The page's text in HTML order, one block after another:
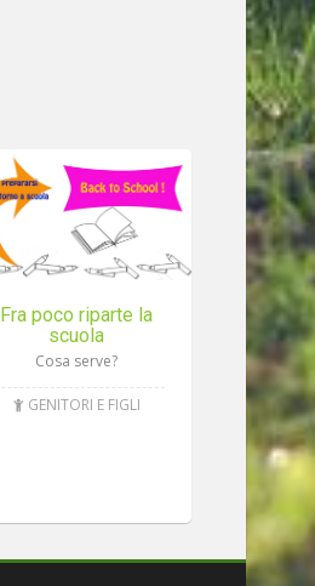
Fra poco riparte la
scuola
Cosa serve?
GENITORI E FIGLI